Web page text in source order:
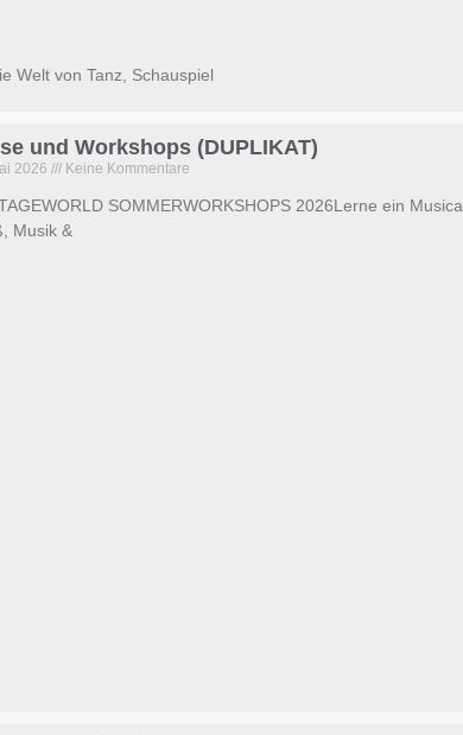
Welt von Tanz, Schauspiel
und Workshops (DUPLIKAT)
2026 Keine Kommentare
SOMMERWORKSHOPS 2026Lerne ein
Musik &